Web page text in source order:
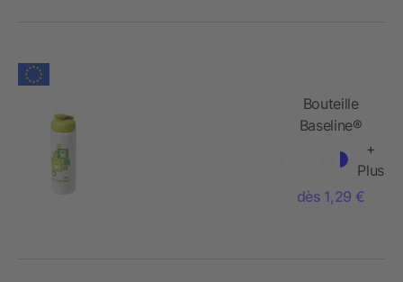
Bouteille
Baseline®
Plus de sport
avec
couvercle à
+
Plus
dès 1,29 €